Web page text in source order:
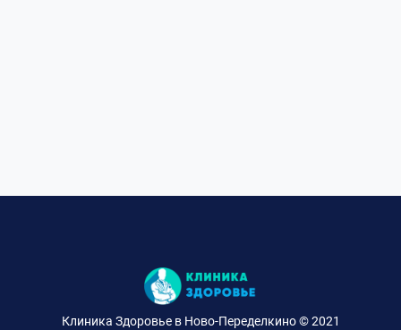
Клиника Здоровье в Ново-Переделкино © 2021